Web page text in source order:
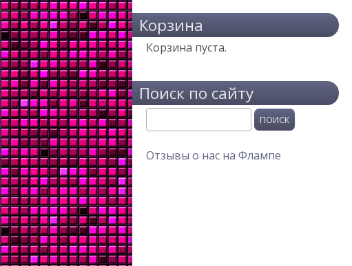
Корзина
Корзина пуста.
Поиск по сайту
Отзывы о нас на Флампе